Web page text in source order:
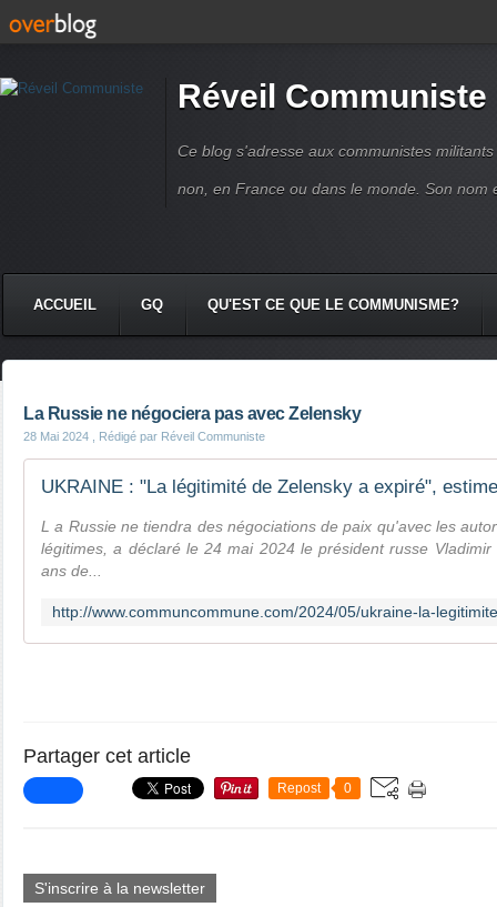
Réveil Communiste
Ce blog s'adresse aux communistes
non, en France ou dans le monde. Son nom
ACCUEIL GQ QU'EST CE QUE LE COMMUNISME?
La Russie ne négociera pas avec Zelensky
28 Mai 2024 , Rédigé par Réveil Communiste
L a Russie ne tiendra des négociations de paix qu'avec les
légitimes, a déclaré le 24 mai 2024 le président russe
ans de...
Partager cet article
Repost 0
S'inscrire à la newsletter